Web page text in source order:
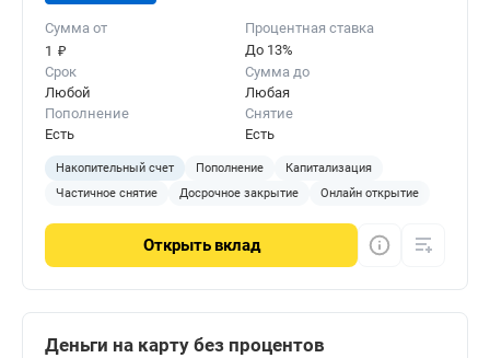
Сумма от
1 ₽
Процентная ставка
До 13%
Срок
Любой
Сумма до
Любая
Пополнение
Есть
Снятие
Есть
Накопительный счет Пополнение
Капитализация
Частичное снятие
Досрочное закрытие Онлайн открытие
Открыть вклад
Деньги на карту без процентов